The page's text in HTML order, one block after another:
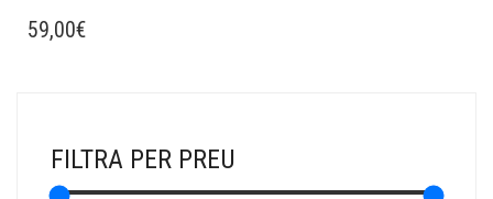
59,00€
FILTRA PER PREU